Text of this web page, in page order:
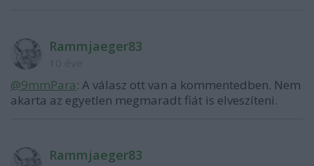
Rammjaeger83
@9mmPara: A válasz ott van a kommentedben. Nem
akarta az egyetlen megmaradt fiát is elveszíteni.
Rammjaeger83